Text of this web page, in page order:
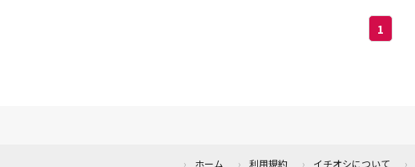
1
ホーム 利用規約 イチオシについて